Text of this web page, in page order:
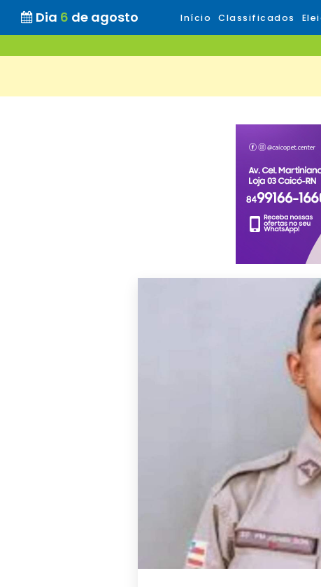
Dia 6 de agosto Início Classificados